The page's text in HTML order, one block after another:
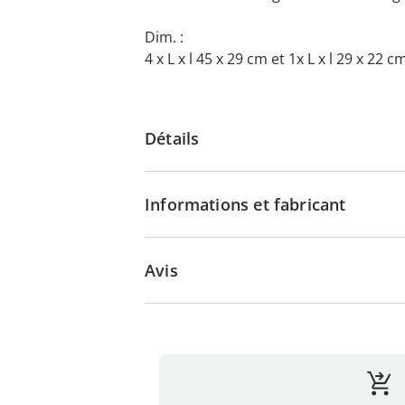
Dim. :
4 x L x l 45 x 29 cm et 1x L x l 29 x 22
Détails
Informations et fabricant
Avis